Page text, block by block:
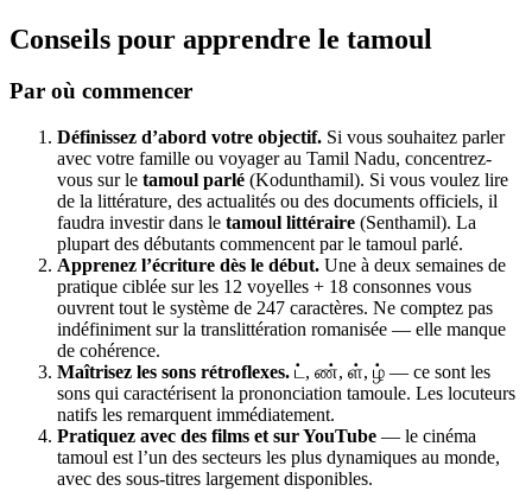
Conseils pour apprendre le tamoul
Par où commencer
Définissez d’abord votre objectif. Si vous souhaitez parler
avec votre famille ou voyager au Tamil Nadu, concentrez-
vous sur le tamoul parlé (Kodunthamil). Si vous voulez lire
de la littérature, des actualités ou des documents officiels, il
faudra investir dans le tamoul littéraire (Senthamil). La
plupart des débutants commencent par le tamoul parlé.
Apprenez l’écriture dès le début. Une à deux semaines de
pratique ciblée sur les 12 voyelles + 18 consonnes vous
ouvrent tout le système de 247 caractères. Ne comptez pas
indéfiniment sur la translittération romanisée — elle manque
de cohérence.
Maîtrisez les sons rétroflexes. ட், ண், ள், ழ் — ce sont les
sons qui caractérisent la prononciation tamoule. Les locuteurs
natifs les remarquent immédiatement.
Pratiquez avec des films et sur YouTube — le cinéma
tamoul est l’un des secteurs les plus dynamiques au monde,
avec des sous-titres largement disponibles.